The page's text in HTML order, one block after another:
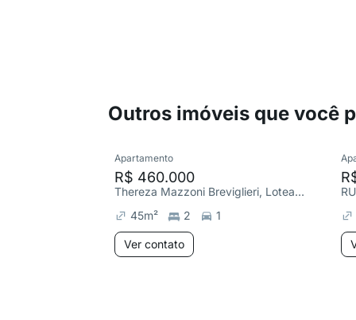
Outros imóveis que você
Apartamento
R$ 460.000
Thereza Mazzoni Breviglieri, Loteamento Residencial Vila Bella
45m² 2 1
Ver contato